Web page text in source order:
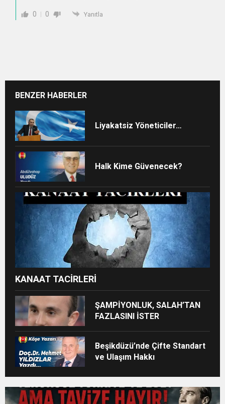
0 0 Yanıtla
BENZER HABERLER
Liyakatsiz Yöneticiler…
Halk Kime Güvenecek?
KANAAT TACİRLERİ
ŞAMPİYONLUK, SALAH’TAN
FAZLASINI İSTER
Beşikdüzü’nde Çifte Standart
ve Ulaşım Hakkı